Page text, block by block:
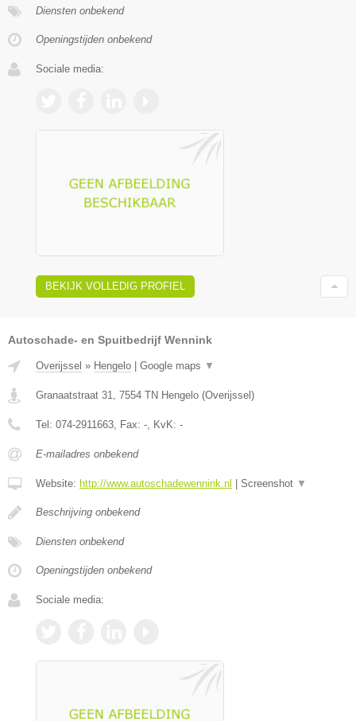
Diensten onbekend
Openingstijden onbekend
Sociale media:
BEKIJK VOLLEDIG PROFIEL
Autoschade- en Spuitbedrijf Wennink
Overijssel » Hengelo Google maps ▼
Granaatstraat 31 7554 TN Hengelo (Overijssel )
Tel: 074-2911663 , Fax: - , KvK: -
E-mailadres onbekend
Website: http://www.autoschadewennink.nl Screenshot ▼
Beschrijving onbekend
Diensten onbekend
Openingstijden onbekend
Sociale media: